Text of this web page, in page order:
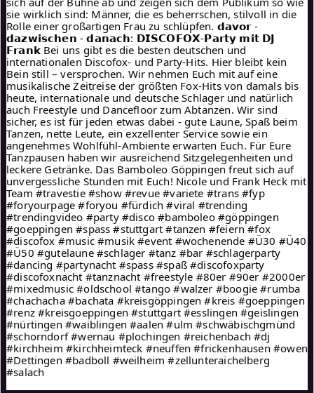
sie wirklich sind: Männer, die es beherrschen, stilvoll in die
Rolle einer großartigen Frau zu schlüpfen. 𝗱𝗮𝘃𝗼𝗿 -
𝗱𝗮𝘇𝘄𝗶𝘀𝗰𝗵𝗲𝗻 - 𝗱𝗮𝗻𝗮𝗰𝗵: 𝗗𝗜𝗦𝗖𝗢𝗙𝗢𝗫-𝗣𝗮𝗿𝘁𝘆 𝗺𝗶𝘁 𝗗𝗝
𝗙𝗿𝗮𝗻𝗸 Bei uns gibt es die besten deutschen und
internationalen Discofox- und Party-Hits. Hier bleibt kein
Bein still – versprochen. Wir nehmen Euch mit auf eine
musikalische Zeitreise der größten Fox-Hits von damals bis
heute, internationale und deutsche Schlager und natürlich
auch Freestyle und Dancefloor zum Abtanzen. Wir sind
sicher, es ist für jeden etwas dabei - gute Laune, Spaß beim
Tanzen, nette Leute, ein exzellenter Service sowie ein
angenehmes Wohlfühl-Ambiente erwarten Euch. Für Eure
Tanzpausen haben wir ausreichend Sitzgelegenheiten und
leckere Getränke. Das Bamboleo Göppingen freut sich auf
unvergessliche Stunden mit Euch! Nicole und Frank Heck mit
Team #travestie #show #revue #variete #trans #fyp
#foryourpage #foryou #fürdich #viral #trending
#trendingvideo #party #disco #bamboleo #göppingen
#goeppingen #spass #stuttgart #tanzen #feiern #fox
#discofox #music #musik #event #wochenende #Ü30 #Ü40
#Ü50 #gutelaune #schlager #tanz #bar #schlagerparty
#dancing #partynacht #spass #spaß #discofoxparty
#discofoxnacht #tanznacht #freestyle #80er #90er #2000er
#mixedmusic #oldschool #tango #walzer #boogie #rumba
#chachacha #bachata #kreisgöppingen #kreis #goeppingen
#renz #kreisgoeppingen #stuttgart #esslingen #geislingen
#nürtingen #waiblingen #aalen #ulm #schwäbischgmünd
#schorndorf #wernau #plochingen #reichenbach #dj
#kirchheim #kirchheimteck #neuffen #frickenhausen #owen
#Dettingen #badboll #weilheim #zellunteraichelberg
#salach